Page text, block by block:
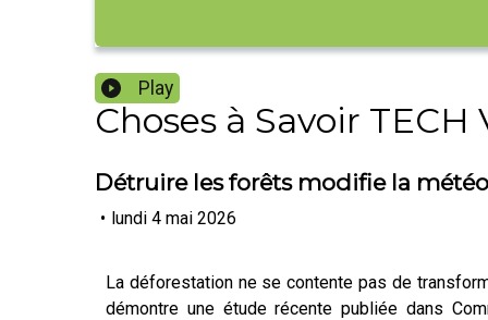
Play
Choses à Savoir TECH
Détruire les forêts modifie la
• lundi 4 mai 2026
La déforestation ne se contente pas de
démontre une étude récente publiée dans